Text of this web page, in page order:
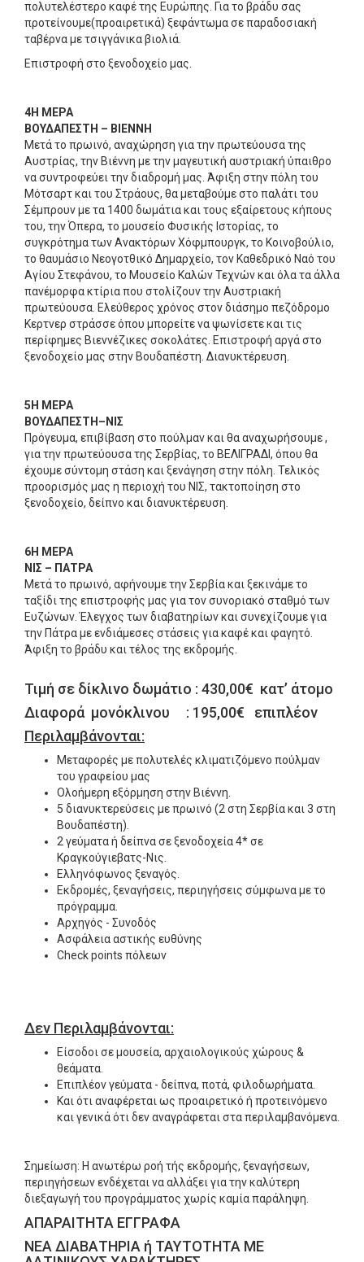
πολυτελέστερο καφέ της Ευρώπης. Για το βράδυ σας
προτείνουμε(προαιρετικά) ξεφάντωμα σε παραδοσιακή
ταβέρνα με τσιγγάνικα βιολιά.
Επιστροφή στο ξενοδοχείο μας.
4Η ΜΕΡΑ
ΒΟΥΔΑΠΕΣΤΗ – ΒΙΕΝΝΗ
Μετά το πρωινό, αναχώρηση για την πρωτεύουσα της
Αυστρίας, την Βιέννη με την μαγευτική αυστριακή ύπαιθρο
να συντροφεύει την διαδρομή μας. Άφιξη στην πόλη του
Μότσαρτ και του Στράους, θα μεταβούμε στο παλάτι του
Σέμπρουν με τα 1400 δωμάτια και τους εξαίρετους κήπους
του, την Όπερα, το μουσείο Φυσικής Ιστορίας, το
συγκρότημα των Ανακτόρων Χόφμπουργκ, το Κοινοβούλιο,
το θαυμάσιο Νεογοτθικό Δημαρχείο, τον Καθεδρικό Ναό του
Αγίου Στεφάνου, το Μουσείο Καλών Τεχνών και όλα τα άλλα
πανέμορφα κτίρια που στολίζουν την Αυστριακή
πρωτεύουσα. Ελεύθερος χρόνος στον διάσημο πεζόδρομο
Κερτνερ στράσσε όπου μπορείτε να ψωνίσετε και τις
περίφημες Βιεννέζικες σοκολάτες. Επιστροφή αργά στο
ξενοδοχείο μας στην Βουδαπέστη. Διανυκτέρευση.
5Η ΜΕΡΑ
ΒΟΥΔΑΠΕΣΤΗ–ΝΙΣ
Πρόγευμα, επιβίβαση στο πούλμαν και θα αναχωρήσουμε ,
για την πρωτεύουσα της Σερβίας, το ΒΕΛΙΓΡΑΔΙ, όπου θα
έχουμε σύντομη στάση και ξενάγηση στην πόλη. Τελικός
προορισμός μας η περιοχή του ΝΙΣ, τακτοποίηση στο
ξενοδοχείο, δείπνο και διανυκτέρευση.
6Η ΜΕΡΑ
ΝΙΣ – ΠΑΤΡΑ
Μετά το πρωινό, αφήνουμε την Σερβία και ξεκινάμε το
ταξίδι της επιστροφής μας για τον συνοριακό σταθμό των
Ευζώνων. Έλεγχος των διαβατηρίων και συνεχίζουμε για
την Πάτρα με ενδιάμεσες στάσεις για καφέ και φαγητό.
Άφιξη το βράδυ και τέλος της εκδρομής.
Τιμή σε δίκλινο δωμάτιο : 430,00€ κατ’ άτομο
Διαφορά μονόκλινου : 195,00€ επιπλέον
Περιλαμβάνονται:
Μεταφορές με πολυτελές κλιματιζόμενο πούλμαν
του γραφείου μας
Ολοήμερη εξόρμηση στην Βιέννη.
5 διανυκτερεύσεις με πρωινό (2 στη Σερβία και 3 στη
Βουδαπέστη).
2 γεύματα ή δείπνα σε ξενοδοχεία 4* σε
Κραγκούγιεβατς-Νις.
Ελληνόφωνος ξεναγός.
Εκδρομές, ξεναγήσεις, περιηγήσεις σύμφωνα με το
πρόγραμμα.
Αρχηγός - Συνοδός
Ασφάλεια αστικής ευθύνης
Check points πόλεων
Δεν Περιλαμβάνονται:
Είσοδοι σε μουσεία, αρχαιολογικούς χώρους &
θεάματα.
Επιπλέον γεύματα - δείπνα, ποτά, φιλοδωρήματα.
Και ότι αναφέρεται ως προαιρετικό ή προτεινόμενο
και γενικά ότι δεν αναγράφεται στα περιλαμβανόμενα.
Σημείωση: Η ανωτέρω ροή τής εκδρομής, ξεναγήσεων,
περιηγήσεων ενδέχεται να αλλάξει για την καλύτερη
διεξαγωγή του προγράμματος χωρίς καμία παράληψη.
ΑΠΑΡΑΙΤΗΤΑ ΕΓΓΡΑΦΑ
ΝΕΑ ΔΙΑΒΑΤΗΡΙΑ ή ΤΑΥΤΟΤΗΤΑ ΜΕ